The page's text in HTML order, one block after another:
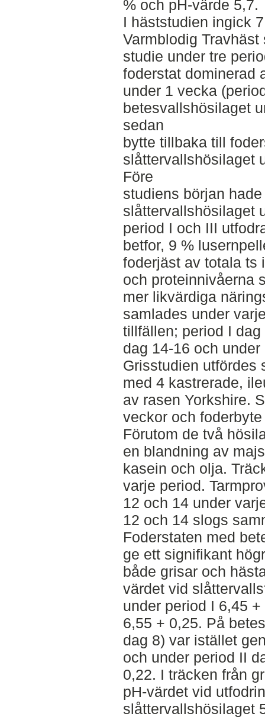
% och pH-värde 5,7.
I häststudien ingick
Varmblodig
studie under tre
foderstat dominerad
under 1 vecka
betesvallshösilaget
sedan
bytte tillbaka till
slåttervallshösilaget
Före
studiens början
slåttervallshösilaget
period I och III
betfor, 9 %
foderjäst av totala ts
och proteinnivåerna
mer likvärdiga
samlades under
tillfällen; period I
dag 14-16 och
Grisstudien utfördes
med 4 kastrerade,
av rasen Yorkshire.
veckor och
Förutom de två
en blandning av
kasein och olja.
varje period.
12 och 14 under
12 och 14 slogs
Foderstaten med
ge ett signifikant
både grisar och
värdet vid
under period I 6,45
6,55 + 0,25. På
dag 8) var istället
och under period II
0,22. I träcken från
pH-värdet vid
slåttervallshösilaget